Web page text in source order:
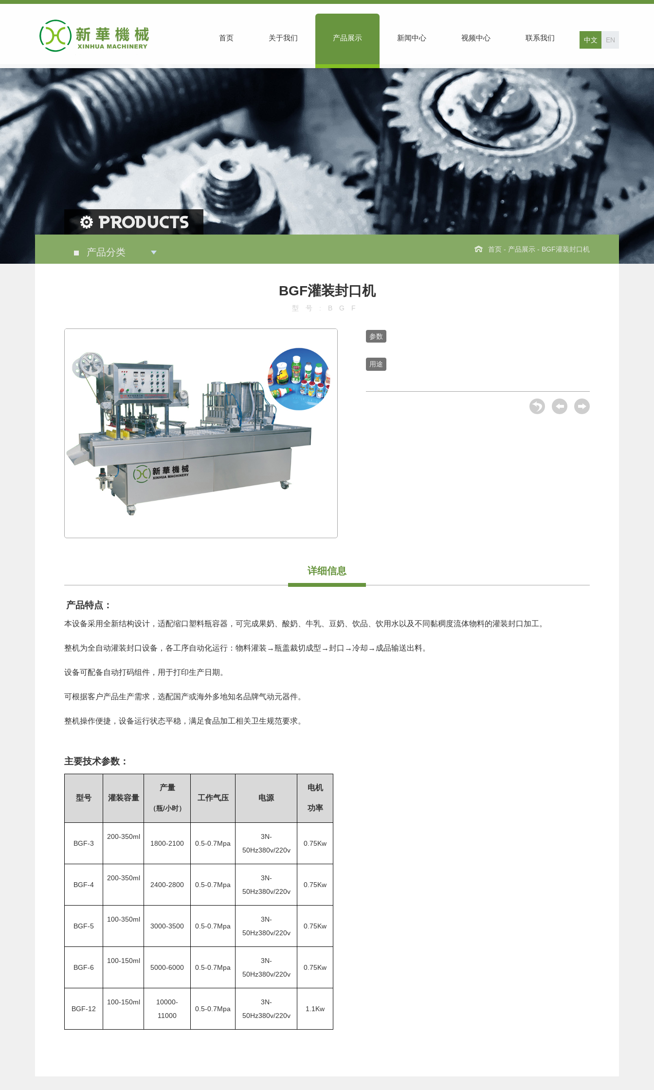
首页 关于我们 产品展示 新闻中心 视频中心 联系我们 中文 EN
PRODUCTS
首页 - 产品展示 - BGF灌装封口机
产品分类
BGF灌装封口机
型号:BGF
参数
用途
详细信息
产品特点：
本设备采用全新结构设计，适配缩口塑料瓶容器，可完成果奶、酸奶、牛乳、豆奶、饮品、饮用水以及不同黏稠度流体物料的灌装封口加工。
整机为全自动灌装封口设备，各工序自动化运行：物料灌装→瓶盖裁切成型→封口→冷却→成品输送出料。
设备可配备自动打码组件，用于打印生产日期。
可根据客户产品生产需求，选配国产或海外多地知名品牌气动元器件。
整机操作便捷，设备运行状态平稳，满足食品加工相关卫生规范要求。
主要技术参数：
型号 灌装容量
产量
（瓶/小时）
工作气压 电源
电机
功率
BGF-3
200-350ml
1800-2100
0.5-0.7Mpa
3N-
50Hz380v/220v
0.75Kw
BGF-4
200-350ml
2400-2800
0.5-0.7Mpa
3N-
50Hz380v/220v
0.75Kw
BGF-5
100-350ml
3000-3500
0.5-0.7Mpa
3N-
50Hz380v/220v
0.75Kw
BGF-6
100-150ml
5000-6000
0.5-0.7Mpa
3N-
50Hz380v/220v
0.75Kw
BGF-12
100-150ml
10000-
11000
0.5-0.7Mpa
3N-
50Hz380v/220v
1.1Kw